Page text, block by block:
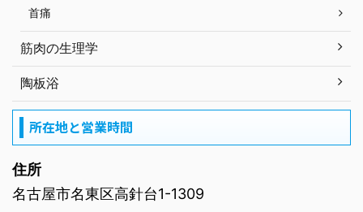
首痛
筋肉の生理学
陶板浴
所在地と営業時間
住所
名古屋市名東区高針台1-1309